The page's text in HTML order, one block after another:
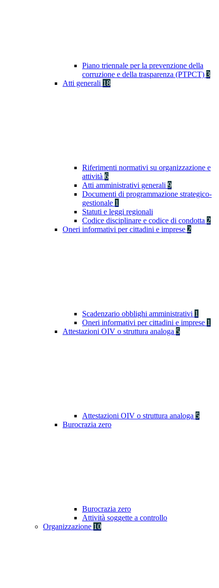
Piano triennale per la prevenzione della
corruzione e della trasparenza (PTPCT) 3
Atti generali 18
Riferimenti normativi su organizzazione e
attività 6
Atti amministrativi generali 9
Documenti di programmazione strategico-
gestionale 1
Statuti e leggi regionali
Codice disciplinare e codice di condotta 2
Oneri informativi per cittadini e imprese 2
Scadenzario obblighi amministrativi 1
Oneri informativi per cittadini e imprese 1
Attestazioni OIV o struttura analoga 5
Attestazioni OIV o struttura analoga 5
Burocrazia zero
Burocrazia zero
Attività soggette a controllo
Organizzazione 10